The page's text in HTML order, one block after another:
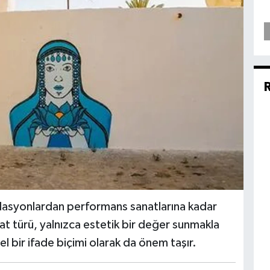
performans sanatlarına kadar
türü, yalnızca estetik bir değer sunmakla
bir ifade biçimi olarak da önem taşır.